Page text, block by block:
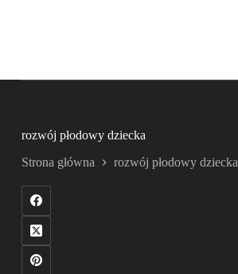
rozwój płodowy dziecka
Strona główna rozwój płodowy dziecka